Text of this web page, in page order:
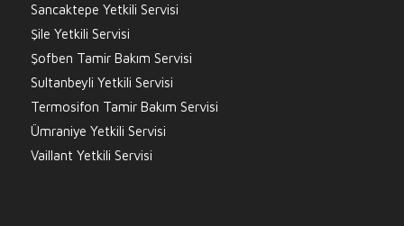
Sancaktepe Yetkili Servisi
Şile Yetkili Servisi
Şofben Tamir Bakım Servisi
Sultanbeyli Yetkili Servisi
Termosifon Tamir Bakım Servisi
Ümraniye Yetkili Servisi
Vaillant Yetkili Servisi